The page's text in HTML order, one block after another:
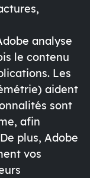
analyse
le contenu
Les
aident
sont
afin
plus, Adobe
vos